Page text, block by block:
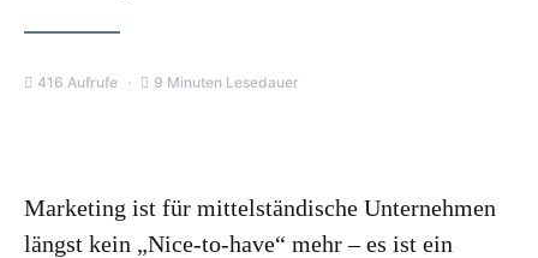
416 Aufrufe 9 Minuten Lesedauer
Marketing ist für mittelständische Unternehmen
längst kein „Nice-to-have“ mehr – es ist ein